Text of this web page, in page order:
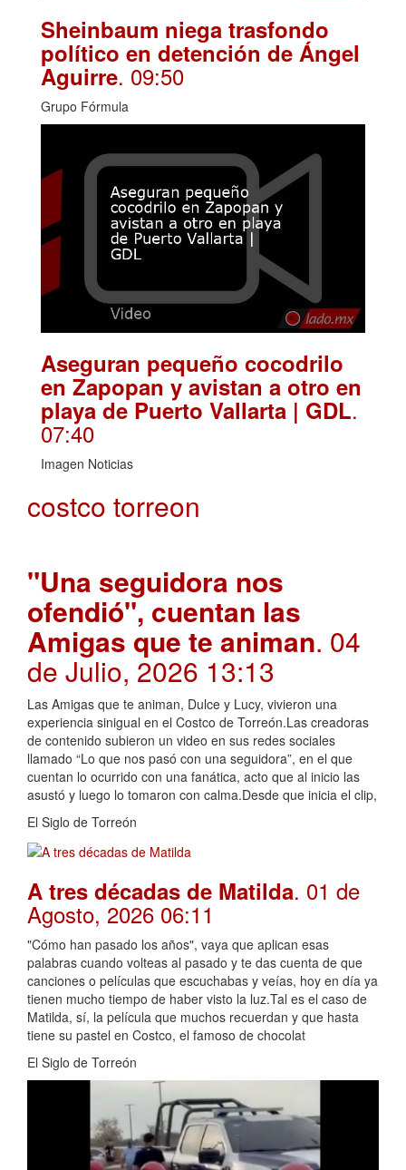
Sheinbaum niega trasfondo
político en detención de Ángel
Aguirre. 09:50
Grupo Fórmula
Aseguran pequeño cocodrilo
en Zapopan y avistan a otro en
playa de Puerto Vallarta | GDL.
07:40
Imagen Noticias
costco torreon
"Una seguidora nos
ofendió", cuentan las
Amigas que te animan. 04
de Julio, 2026 13:13
Las Amigas que te animan, Dulce y Lucy, vivieron una
experiencia sinigual en el Costco de Torreón.Las creadoras
de contenido subieron un video en sus redes sociales
llamado “Lo que nos pasó con una seguidora”, en el que
cuentan lo ocurrido con una fanática, acto que al inicio las
asustó y luego lo tomaron con calma.Desde que inicia el clip,
El Siglo de Torreón
A tres décadas de Matilda. 01 de
Agosto, 2026 06:11
"Cómo han pasado los años", vaya que aplican esas
palabras cuando volteas al pasado y te das cuenta de que
canciones o películas que escuchabas y veías, hoy en día ya
tienen mucho tiempo de haber visto la luz.Tal es el caso de
Matilda, sí, la película que muchos recuerdan y que hasta
tiene su pastel en Costco, el famoso de chocolat
El Siglo de Torreón